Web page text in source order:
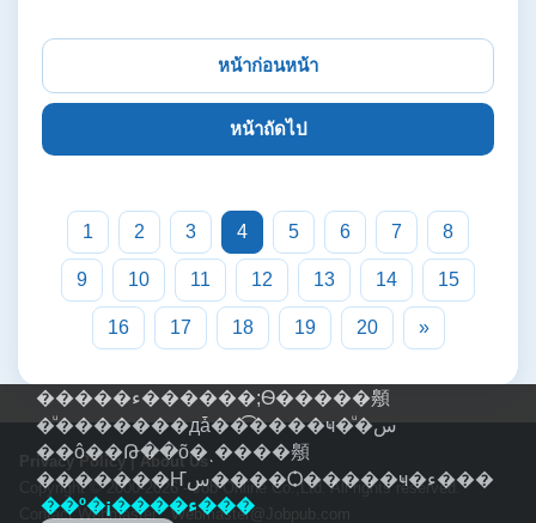
หน้าก่อนหน้า
หน้าถัดไป
1 2 3 4 5 6 7 8
9 10 11 12 13 14 15
16 17 18 19 20 »
Privacy Policy| About Us
Copyright © 2000-2026 - Job Online Co.,Ltd. All rights reserved.
Contact Webmaster : Webmaster@Jobpub.com
�����ء������;Ѳ�����䫵
�ͧ�������дǡ��͡����ҹ�ͧ�س
��ô��Թ��õ�ͺ����䫵
�������Ҥس����Ѻ�����ҹ�ء���
��º�¡����ء���